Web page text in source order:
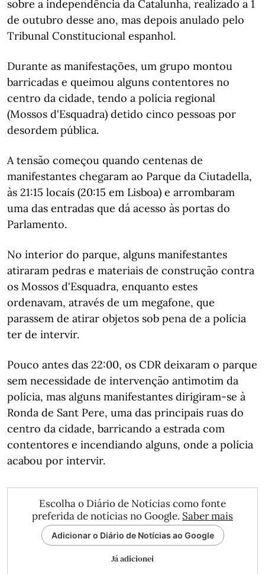
sobre a independência da Catalunha, realizado a 1
de outubro desse ano, mas depois anulado pelo
Tribunal Constitucional espanhol.
Durante as manifestações, um grupo montou
barricadas e queimou alguns contentores no
centro da cidade, tendo a polícia regional
(Mossos d'Esquadra) detido cinco pessoas por
desordem pública.
A tensão começou quando centenas de
manifestantes chegaram ao Parque da Ciutadella,
às 21:15 locais (20:15 em Lisboa) e arrombaram
uma das entradas que dá acesso às portas do
Parlamento.
No interior do parque, alguns manifestantes
atiraram pedras e materiais de construção contra
os Mossos d'Esquadra, enquanto estes
ordenavam, através de um megafone, que
parassem de atirar objetos sob pena de a polícia
ter de intervir.
Pouco antes das 22:00, os CDR deixaram o parque
sem necessidade de intervenção antimotim da
polícia, mas alguns manifestantes dirigiram-se à
Ronda de Sant Pere, uma das principais ruas do
centro da cidade, barricando a estrada com
contentores e incendiando alguns, onde a polícia
acabou por intervir.
Escolha o Diário de Notícias como fonte
preferida de notícias no Google. Saber mais
Adicionar o Diário de Notícias ao Google
Já adicionei